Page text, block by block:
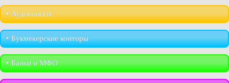
‣︎ Аудиокниги
‣︎ Букмекерские конторы
‣︎ Банки и МФО